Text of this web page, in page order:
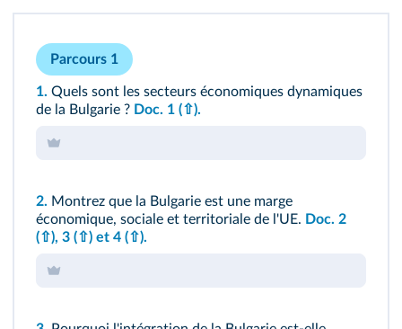
Parcours 1
1. Quels sont les secteurs économiques dynamiques
de la Bulgarie ? Doc. 1 (⇧).
2. Montrez que la Bulgarie est une marge
économique, sociale et territoriale de l'UE. Doc. 2
(⇧), 3 (⇧) et 4 (⇧).